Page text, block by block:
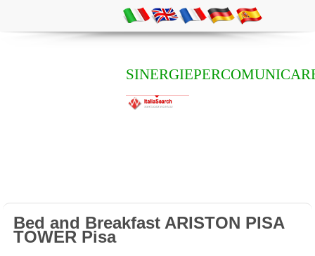
Bed and Breakfast ARISTON PISA
TOWER Pisa